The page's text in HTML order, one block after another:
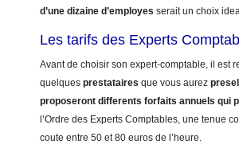
d’une dizaine d’employes serait un choix
Les tarifs des Experts
Avant de choisir son expert-comptable, il est
quelques prestataires que vous aurez
proposeront differents forfaits annuels qui
l’Ordre des Experts Comptables, une tenue
coute entre 50 et 80 euros de l’heure.